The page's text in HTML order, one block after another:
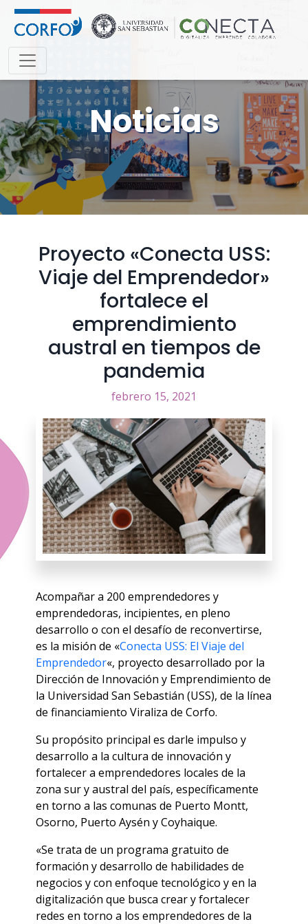
Noticias
Proyecto «Conecta USS:
Viaje del Emprendedor»
fortalece el
emprendimiento
austral en tiempos de
pandemia
febrero 15, 2021
Acompañar a 200 emprendedores y
emprendedoras, incipientes, en pleno
desarrollo o con el desafío de reconvertirse,
es la misión de «Conecta USS: El Viaje del
Emprendedor«, proyecto desarrollado por la
Dirección de Innovación y Emprendimiento de
la Universidad San Sebastián (USS), de la línea
de financiamiento Viraliza de Corfo.
Su propósito principal es darle impulso y
desarrollo a la cultura de innovación y
fortalecer a emprendedores locales de la
zona sur y austral del país, específicamente
en torno a las comunas de Puerto Montt,
Osorno, Puerto Aysén y Coyhaique.
«Se trata de un programa gratuito de
formación y desarrollo de habilidades de
negocios y con enfoque tecnológico y en la
digitalización que busca crear y fortalecer
redes en torno a los emprendedores de la